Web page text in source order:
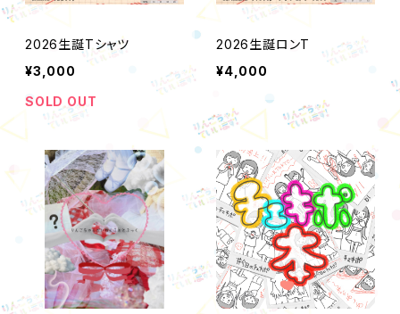
2026生誕Tシャツ
¥3,000
SOLD OUT
2026生誕ロンT
¥4,000